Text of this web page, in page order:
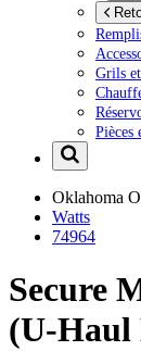
Grils
Pièces
Oklahoma
Watts
74964
Secure
(U-Haul